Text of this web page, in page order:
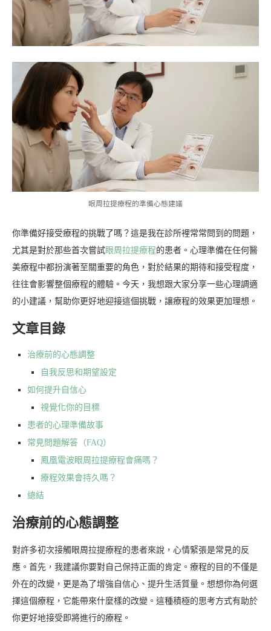
眼周拉提療程的準備心態建議
你準備好接受療程的挑戰了嗎？這是我在診所裡常常問到的問題，
尤其是對於那些首次嘗試眼周拉提療程的患者。心理準備在任何醫
美療程中都扮演著至關重要的角色，對於結果的期待和接受程度，
往往會影響整個療程的體驗。今天，我想跟大家分享一些心理調適
的小建議，幫助你更好地迎接這個挑戰，讓療程的效果更加理想。
文章目錄
治療前的心態調整
自我反思和期望設定
如何提升自信心
視覺化你的目標
患者的心理準備故事
常見問題解答（FAQ）
鳳凰電波眼周拉提療程會痛嗎？
療程效果會持久嗎？
總結
治療前的心態調整
對許多初次接觸眼周拉提療程的患者來說，心情緊張是常見的反
應。首先，我建議你要對自己保持正面的肯定。療程的目的不僅是
外在的改變，更是為了增強自信心、提升生活質量。想想你為何選
擇這個療程，它能帶來什麼樣的改變。這種積極的思考方式有助於
你更好地接受即將進行的療程。